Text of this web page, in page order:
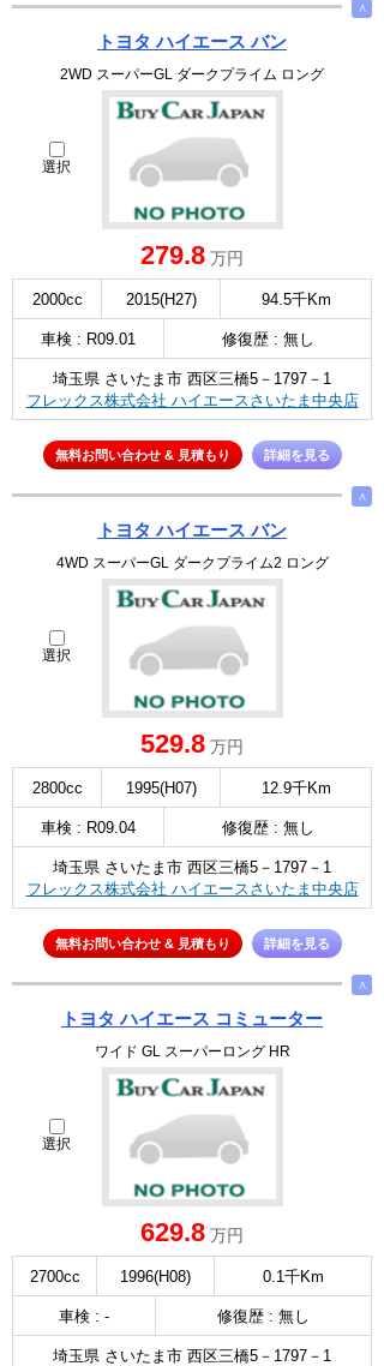
∧
トヨタ ハイエース バン
2WD スーパーGL ダークプライム ロング
選択
279.8 万円
2000cc 2015(H27) 94.5千Km
車検 : R09.01 修復歴 : 無し
埼玉県 さいたま市 西区三橋5－1797－1
フレックス株式会社 ハイエースさいたま中央店
無料お問い合わせ & 見積もり 詳細を見る
∧
トヨタ ハイエース バン
4WD スーパーGL ダークプライム2 ロング
選択
529.8 万円
2800cc 1995(H07) 12.9千Km
車検 : R09.04 修復歴 : 無し
埼玉県 さいたま市 西区三橋5－1797－1
フレックス株式会社 ハイエースさいたま中央店
無料お問い合わせ & 見積もり 詳細を見る
∧
トヨタ ハイエース コミューター
ワイド GL スーパーロング HR
選択
629.8 万円
2700cc 1996(H08) 0.1千Km
車検 : - 修復歴 : 無し
埼玉県 さいたま市 西区三橋5－1797－1